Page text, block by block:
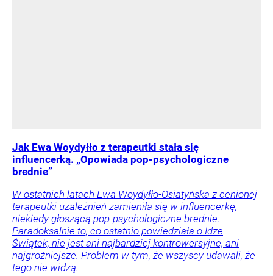
Jak Ewa Woydyłło z terapeutki stała się
influencerką. „Opowiada pop-psychologiczne
brednie”
W ostatnich latach Ewa Woydyłło-Osiatyńska z cenionej
terapeutki uzależnień zamieniła się w influencerkę,
niekiedy głoszącą pop-psychologiczne brednie.
Paradoksalnie to, co ostatnio powiedziała o Idze
Świątek, nie jest ani najbardziej kontrowersyjne, ani
najgroźniejsze. Problem w tym, że wszyscy udawali, że
tego nie widzą.